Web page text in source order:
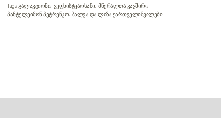
Tags:გალაკტიონი ვეფხისტყაოსანი მწერალთა კავშირი
პანტელეიმონ პეტრენკო შალვა და ლიზა ქართველიშვილები